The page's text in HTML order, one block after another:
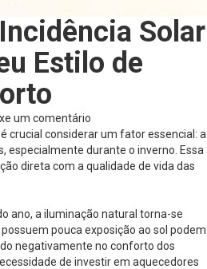
Solar
Estilo de
um comentário
crucial considerar um fator essencial: a
especialmente durante o inverno. Essa
direta com a qualidade de vida das
ano, a iluminação natural torna-se
pouca exposição ao sol podem
negativamente no conforto dos
de investir em aquecedores